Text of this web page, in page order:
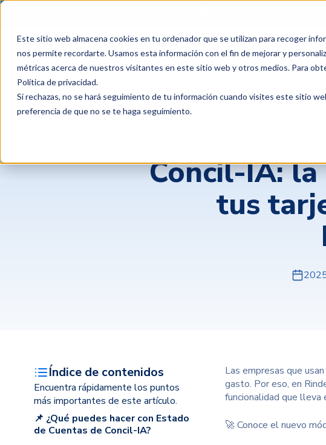
Este sitio web almacena cookies en tu ordenador que se utilizan para recoger
nos permite recordarte. Usamos esta información con el fin de mejorar y
métricas acerca de nuestros visitantes en este sitio web y otros medios. Para
Política de privacidad.
Si rechazas, no se hará seguimiento de tu información cuando visites este sitio
preferencia de que no se te haga seguimiento.
Productos Clientes Precios
Concil-IA:
tus
Índice de contenidos
Encuentra rápidamente los puntos
más importantes de este artículo.
📌 ¿Qué puedes hacer con Estado
de Cuentas de Concil-IA?
Las empresas que
gasto. Por eso, en
funcionalidad que lleva
🚀 Conoce el nuevo